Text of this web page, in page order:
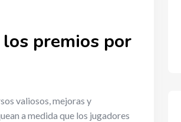
los premios por
valiosos, mejoras y
a medida que los jugadores